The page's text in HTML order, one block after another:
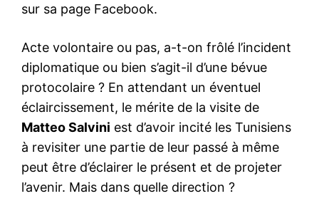
sur sa page Facebook.
Acte volontaire ou pas, a-t-on frôlé l’incident
diplomatique ou bien s’agit-il d’une bévue
protocolaire ? En attendant un éventuel
éclaircissement, le mérite de la visite de
Matteo Salvini est d’avoir incité les Tunisiens
à revisiter une partie de leur passé à même
peut être d’éclairer le présent et de projeter
l’avenir. Mais dans quelle direction ?